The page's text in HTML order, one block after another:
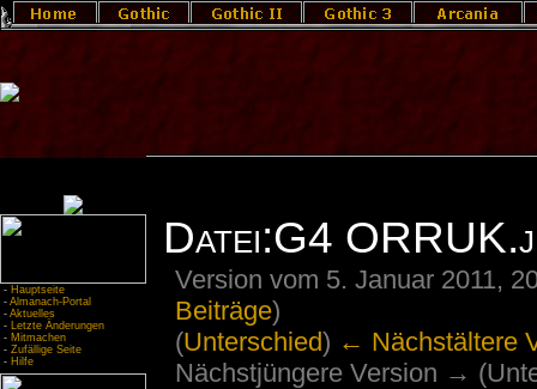
- Hauptseite
- Almanach-Portal
- Aktuelles
- Letzte Änderungen
- Mitmachen
- Zufällige Seite
- Hilfe
Datei:G4
Version vom 5. Januar 2011,
Beiträge)
(Unterschied) ← Nächstältere
Nächstjüngere Version →